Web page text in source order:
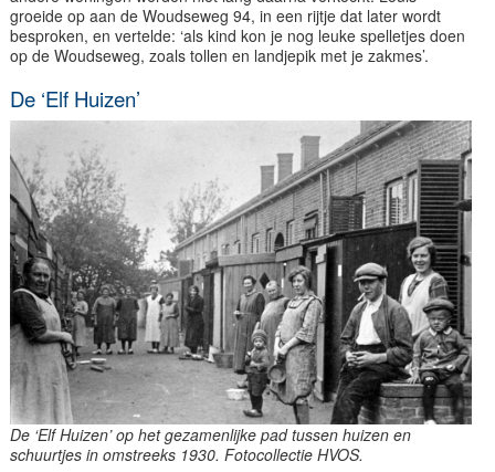
groeide op aan de Woudseweg 94, in een rijtje dat later wordt
besproken, en vertelde: ‘als kind kon je nog leuke spelletjes doen
op de Woudseweg, zoals tollen en landjepik met je zakmes’.
De ‘Elf Huizen’
De ‘Elf Huizen’ op het gezamenlijke pad tussen huizen en
schuurtjes in omstreeks 1930. Fotocollectie HVOS.